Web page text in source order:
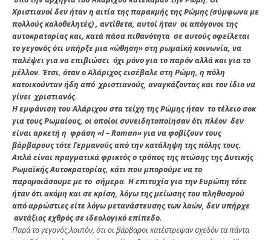
Χριστιανοί δεν ήταν η αιτία της παρακμής της Ρώμης (σύμφωνα με
πολλούς καλοθελητές) , αντίθετα, αυτοί ήταν οι απόγονοι της
αυτοκρατορίας και, κατά πάσα πιθανότητα σε αυτούς οφείλεται
το γεγονός ότι υπήρξε μια «ώθηση» στη ρωμαϊκή κοινωνία, να
παλέψει για να επιβιώσει όχι μόνο για το παρόν αλλά και για το
μέλλον. Έτσι, όταν ο Αλάριχος εισέβαλε στη Ρώμη, η πόλη
κατοικούνταν ήδη από χριστιανούς, αναγκάζοντας και τον ίδιο να
γίνει χριστιανός.
Η εμφάνιση του Αλάριχου στα τείχη της Ρώμης ήταν το τέλειο σοκ
για τους Ρωμαίους, οι οποίοι συνειδητοποίησαν ότι πλέον δεν
είναι αρκετή η φράση «I – Roman» για να φοβίζουν τους
βάρβαρους τότε Γερμανούς από την κατάληψη της πόλης τους.
Απλά είναι πραγματικά φρικτός ο τρόπος της πτώσης της Δυτικής
Ρωμαϊκής Αυτοκρατορίας, κάτι που μπορούμε να το
παρομοιάσουμε με το σήμερα. Η επιτυχία για την Ευρώπη τότε
ήταν ότι ακόμη και σε κρίση, λόγω της μείωσης του πληθυσμού
από αρρώστιες είτε λόγω μετανάστευσης των λαών, δεν υπήρχε
αντάξιος εχθρός σε ιδεολογικό επίπεδο.
Παρά το γεγονός,λοιπόν, ότι οι βάρβαροι κατέστρεψαν σχεδόν τα πάντα